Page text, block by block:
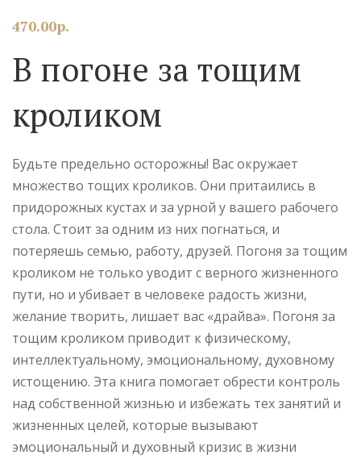
470.00р.
В погоне за тощим
кроликом
Будьте предельно осторожны! Вас окружает
множество тощих кроликов. Они притаились в
придорожных кустах и за урной у вашего рабочего
стола. Стоит за одним из них погнаться, и
потеряешь семью, работу, друзей. Погоня за тощим
кроликом не только уводит с верного жизненного
пути, но и убивает в человеке радость жизни,
желание творить, лишает вас «драйва». Погоня за
тощим кроликом приводит к физическому,
интеллектуальному, эмоциональному, духовному
истощению. Эта книга помогает обрести контроль
над собственной жизнью и избежать тех занятий и
жизненных целей, которые вызывают
эмоциональный и духовный кризис в жизни